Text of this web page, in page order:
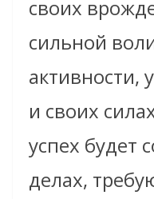
своих
сильной
активности,
и своих
успех будет
делах,